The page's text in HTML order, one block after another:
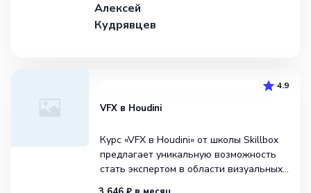
Алексей
Кудрявцев
4.9
VFX в Houdini
Курс «VFX в Houdini» от школы Skillbox
предлагает уникальную возможность
стать экспертом в области визуальных